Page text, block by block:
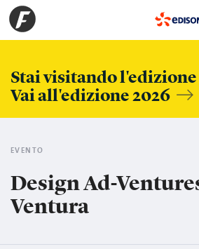
Stai visitando l'edizione
Vai all'edizione 2026
EVENTO
Design Ad-
Ventura